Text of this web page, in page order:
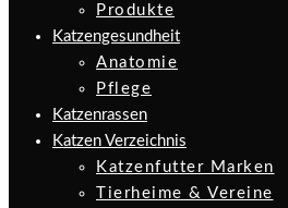
Produkte
Katzengesundheit
Anatomie
Pflege
Katzenrassen
Katzen Verzeichnis
Katzenfutter Marken
Tierheime & Vereine